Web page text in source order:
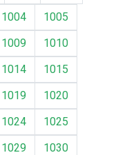
1004
1005
1009
1010
1014
1015
1019
1020
1024
1025
1029
1030